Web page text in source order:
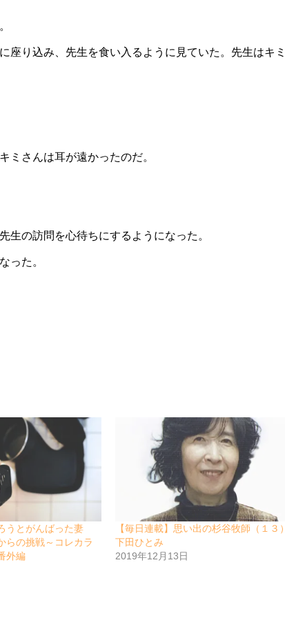
座り込み、先生を食い入るように見ていた。先生はキ
ミさんは耳が遠かったのだ。
生の訪問を心待ちにするようになった。
った。
うとがんばった妻
の挑戦～コレカラ
外編
【毎日連載】思い出の杉谷牧師（１３
下田ひとみ
2019年12月13日